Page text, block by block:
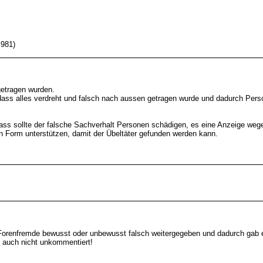
wurden.
alles verdreht und falsch nach aussen getragen wurde und dadurch
sollte der falsche Sachverhalt Personen schädigen, es eine Anzeige
unterstützen, damit der Übeltäter gefunden werden kann.
bewusst oder unbewusst falsch weitergegeben und dadurch
nicht unkommentiert!